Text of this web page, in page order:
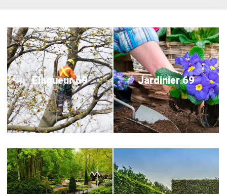
Elagueur 69 Jardinier 69